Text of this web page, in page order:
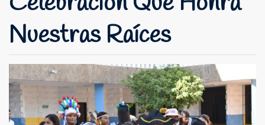
Nuestras Raíces